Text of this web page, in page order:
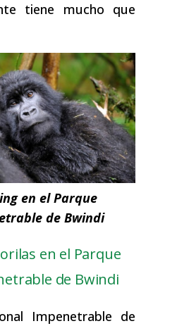
tiene mucho que
en el Parque
de Bwindi
en el Parque
de Bwindi
Impenetrable de